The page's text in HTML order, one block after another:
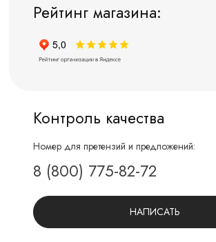
Рейтинг магазина:
Контроль качества
Номер для претензий и предложений:
8 (800) 775-82-72
НАПИСАТЬ